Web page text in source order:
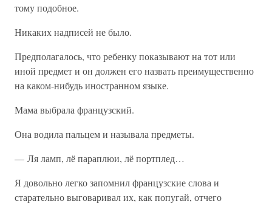
тому подобное.
Никаких надписей не было.
Предполагалось, что ребенку показывают на тот или
иной предмет и он должен его назвать преимущественно
на каком-нибудь иностранном языке.
Мама выбрала французский.
Она водила пальцем и называла предметы.
— Ля ламп, лё параплюи, лё портплед…
Я довольно легко запомнил французские слова и
старательно выговаривал их, как попугай, отчего